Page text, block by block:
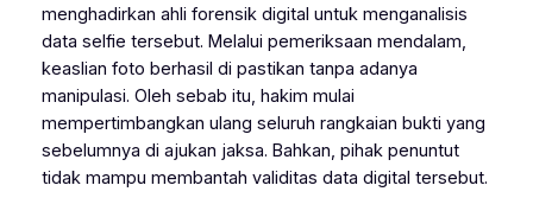
menghadirkan ahli forensik digital untuk menganalisis
data selfie tersebut. Melalui pemeriksaan mendalam,
keaslian foto berhasil di pastikan tanpa adanya
manipulasi. Oleh sebab itu, hakim mulai
mempertimbangkan ulang seluruh rangkaian bukti yang
sebelumnya di ajukan jaksa. Bahkan, pihak penuntut
tidak mampu membantah validitas data digital tersebut.